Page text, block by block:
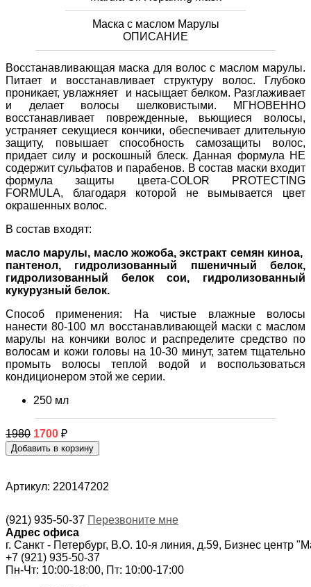
Маска с маслом Марулы
ОПИСАНИЕ
Восстанавливающая маска для волос с маслом марулы.
Питает и восстанавливает структуру волос. Глубоко
проникает, увлажняет и насыщает белком. Разглаживает
и делает волосы шелковистыми. МГНОВЕННО
восстанавливает поврежденные, вьющиеся волосы,
устраняет секущиеся кончики, обеспечивает длительную
защиту, повышает способность самозащиты волос,
придает силу и роскошный блеск. Данная формула НЕ
содержит сульфатов и парабенов. В состав маски входит
формула защиты цвета-COLOR PROTECTING
FORMULA, благодаря которой не вымывается цвет
окрашенных волос.
В состав входят:
масло марулы, масло жожоба, экстракт семян киноа,
пантенол, гидролизованный пшеничный белок,
гидролизованный белок сои, гидролизованный
кукурузный белок.
Способ применения: На чистые влажные волосы
нанести 80-100 мл восстанавливающей маски с маслом
марулы на кончики волос и распределите средство по
волосам и кожи головы на 10-30 минут, затем тщательно
промыть волосы теплой водой и воспользоваться
кондиционером этой же серии.
250 мл
1980 1700 ₽
Артикул: 220147202
(921) 935-50-37 Перезвоните мне
Адрес офиса
г. Санкт - Петербург, В.О. 10-я линия, д.59, Бизнес центр
+7 (921) 935-50-37
Пн-Чт: 10:00-18:00, Пт: 10:00-17:00